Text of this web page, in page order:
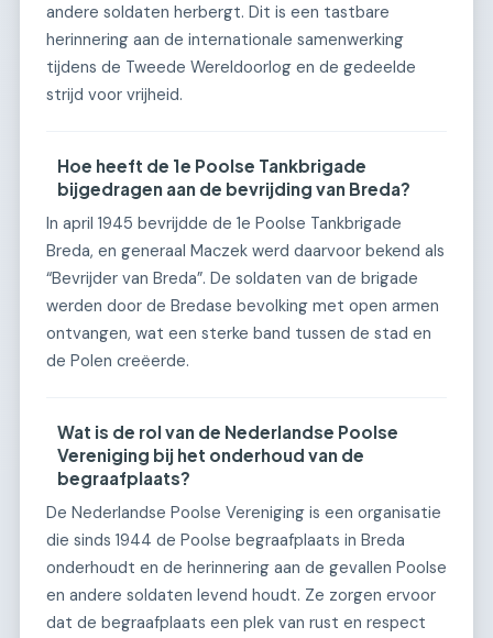
andere soldaten herbergt. Dit is een tastbare
herinnering aan de internationale samenwerking
tijdens de Tweede Wereldoorlog en de gedeelde
strijd voor vrijheid.
Hoe heeft de 1e Poolse Tankbrigade
bijgedragen aan de bevrijding van Breda?
In april 1945 bevrijdde de 1e Poolse Tankbrigade
Breda, en generaal Maczek werd daarvoor bekend als
“Bevrijder van Breda”. De soldaten van de brigade
werden door de Bredase bevolking met open armen
ontvangen, wat een sterke band tussen de stad en
de Polen creëerde.
Wat is de rol van de Nederlandse Poolse
Vereniging bij het onderhoud van de
begraafplaats?
De Nederlandse Poolse Vereniging is een organisatie
die sinds 1944 de Poolse begraafplaats in Breda
onderhoudt en de herinnering aan de gevallen Poolse
en andere soldaten levend houdt. Ze zorgen ervoor
dat de begraafplaats een plek van rust en respect